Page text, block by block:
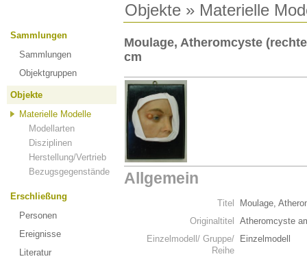
Objekte » Materielle
Sammlungen
Sammlungen
Objektgruppen
Objekte
Materielle Modelle
Modellarten
Disziplinen
Herstellung/Vertrieb
Bezugsgegenstände
Erschließung
Personen
Ereignisse
Literatur
Moulage, Atheromcyste
cm
Allgemein
Titel
Moulage,
Originaltitel
Atheromcyste
Einzelmodell/ Gruppe/
Reihe
Einzelmodell